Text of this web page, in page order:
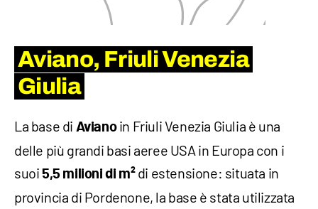
Aviano, Friuli Venezia
Giulia
La base di Avianoin Friuli Venezia Giulia è una
delle più grandi basi aeree USA in Europa con i
suoi 5,5 milioni di m²di estensione: situata in
provincia di Pordenone, la base è stata utilizzata